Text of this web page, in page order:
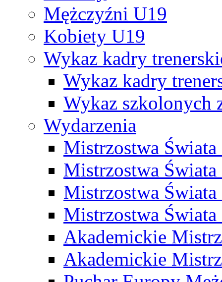
Mężczyźni U19
Kobiety U19
Wykaz kadry
Wykaz kadry
Wykaz szkolonych
Wydarzenia
Mistrzostwa
Mistrzostwa
Mistrzostwa
Mistrzostwa
Akademickie
Akademickie